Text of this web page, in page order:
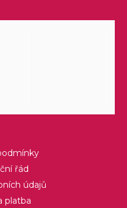
řád
údajů
platba